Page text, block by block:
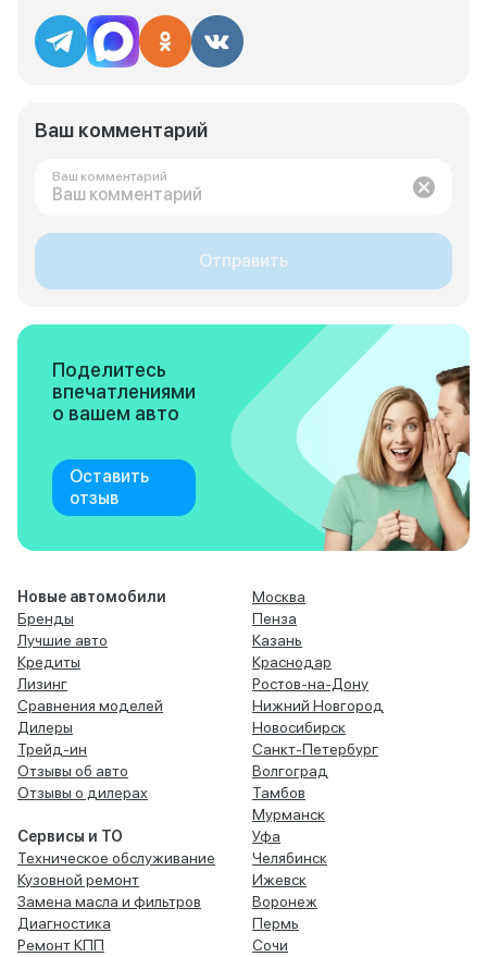
Ваш комментарий
Ваш комментарий
Отправить
Поделитесь
впечатлениями
о вашем авто
Оставить
отзыв
Новые автомобили
Бренды
Лучшие авто
Кредиты
Лизинг
Сравнения моделей
Дилеры
Трейд-ин
Отзывы об авто
Отзывы о дилерах
Сервисы и ТО
Техническое обслуживание
Кузовной ремонт
Замена масла и фильтров
Диагностика
Ремонт КПП
Москва
Пенза
Казань
Краснодар
Ростов-на-Дону
Нижний Новгород
Новосибирск
Санкт-Петербург
Волгоград
Тамбов
Мурманск
Уфа
Челябинск
Ижевск
Воронеж
Пермь
Сочи